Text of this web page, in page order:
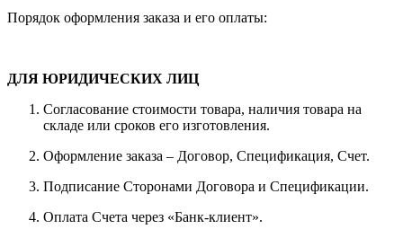
Порядок оформления заказа и его оплаты:
ДЛЯ ЮРИДИЧЕСКИХ ЛИЦ
Согласование стоимости товара, наличия товара на
складе или сроков его изготовления.
Оформление заказа – Договор, Спецификация, Счет.
Подписание Сторонами Договора и Спецификации.
Оплата Счета через «Банк-клиент».